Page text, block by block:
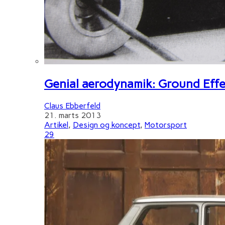
Genial aerodynamik: Ground
Claus Ebberfeld
21. marts 2013
Artikel, Design og koncept, Motorsport
29